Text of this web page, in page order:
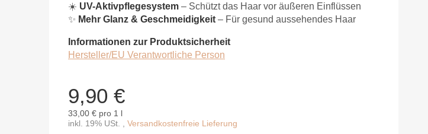
☀️ UV-Aktivpflegesystem – Schützt das Haar vor äußeren Einflüssen
✨ Mehr Glanz & Geschmeidigkeit – Für gesund aussehendes Haar
Informationen zur Produktsicherheit
Hersteller/EU Verantwortliche Person
9,90 €
33,00 € pro 1 l
inkl. 19% USt. , Versandkostenfreie Lieferung